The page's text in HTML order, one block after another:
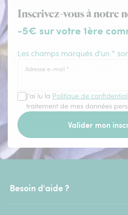
Inscrivez-vous à notre
-5€ sur votre 1ère
Les champs marqués d'un *
Adresse e-mail *
J'ai lu la Politique de
traitement de mes données
Valider mon
Besoin d'aide ?